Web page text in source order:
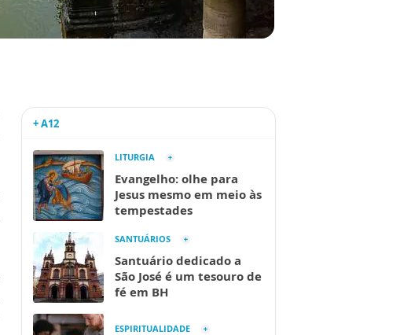
+ A12
LITURGIA
Evangelho: olhe para
Jesus mesmo em meio às
tempestades
SANTUÁRIOS
Santuário dedicado a
São José é um tesouro de
fé em BH
ESPIRITUALIDADE